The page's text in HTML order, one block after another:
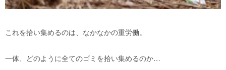
これを拾い集めるのは、なかなかの重労働。
一体、どのように全てのゴミを拾い集めるのか…